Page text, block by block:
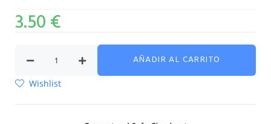
3.50€
AÑADIR AL CARRITO
Wishlist